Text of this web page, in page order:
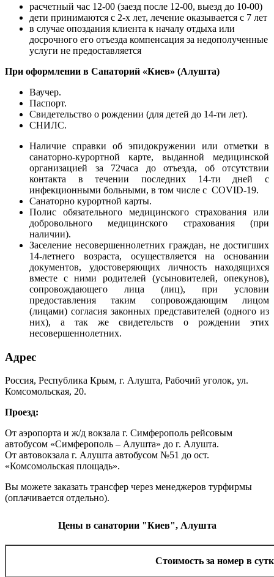
расчетный час 12-00 (заезд после 12-00, выезд до 10-00)
дети принимаются с 2-х лет, лечение оказывается с 7 лет
в случае опоздания клиента к началу отдыха или
досрочного его отъезда компенсация за недополученные
услуги не предоставляется
При оформлении в Санаторий «Киев» (Алушта)
Ваучер.
Паспорт.
Свидетельство о рождении (для детей до 14-ти лет).
СНИЛС.
Наличие справки об эпидокружении или отметки в
санаторно-курортной карте, выданной медицинской
организацией за 72часа до отъезда, об отсутствии
контакта в течении последних 14-ти дней с
инфекционными больными, в том числе с COVID-19.
Санаторно курортной карты.
Полис обязательного медицинского страхования или
добровольного медицинского страхования (при
наличии).
Заселение несовершеннолетних граждан, не достигших
14-летнего возраста, осуществляется на основании
документов, удостоверяющих личность находящихся
вместе с ними родителей (усыновителей, опекунов),
сопровождающего лица (лиц), при условии
предоставления таким сопровождающим лицом
(лицами) согласия законных представителей (одного из
них), а так же свидетельств о рождении этих
несовершеннолетних.
Адрес
Россия, Республика Крым, г. Алушта, Рабочий уголок, ул.
Комсомольская, 20.
Проезд:
От аэропорта и ж/д вокзала г. Симферополь рейсовым
автобусом «Симферополь – Алушта» до г. Алушта.
От автовокзала г. Алушта автобусом №51 до ост.
«Комсомольская площадь».
Вы можете заказать трансфер через менеджеров турфирмы
(оплачивается отдельно).
Цены в санатории "Киев", Алушта
Стоимость за номер в